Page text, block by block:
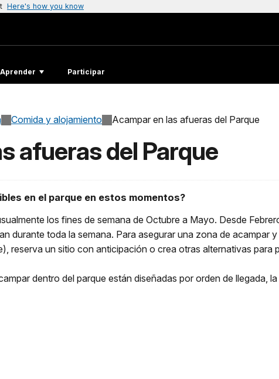
Here's how you know
Aprender Participar
Comida y alojamiento Acampar en las afueras del Parque
afueras del Parque
en el parque en estos momentos?
los fines de semana de Octubre a Mayo. Desde
durante toda la semana. Para asegurar una zona de acampar
reserva un sitio con anticipación o crea otras alternativas para
dentro del parque están diseñadas por orden de llegada,